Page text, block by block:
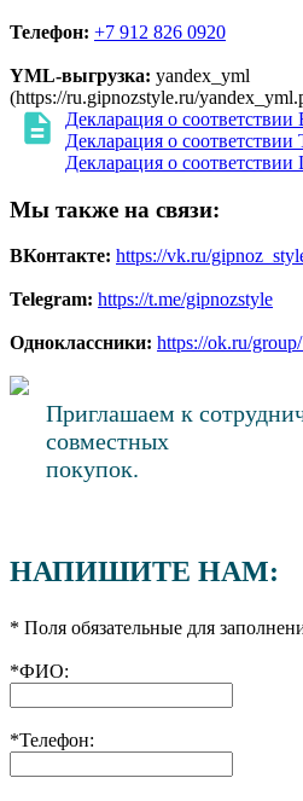
Телефон: +7 912 826 0920
YML-выгрузка: yandex_yml
(https://ru.gipnozstyle.ru/
Декларация о соответствии
Декларация о соответствии
Декларация о
Мы также на связи:
ВКонтакте: https://vk.ru/
Telegram: https://t.me/gipnozstyle
Одноклассники: https://ok.ru/
Приглашаем к
совместных
покупок.
НАПИШИТЕ НАМ:
* Поля обязательные для
*ФИО:
*Телефон: